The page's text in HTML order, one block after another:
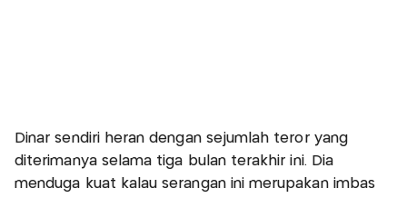
Dinar sendiri heran dengan sejumlah teror yang
diterimanya selama tiga bulan terakhir ini. Dia
menduga kuat kalau serangan ini merupakan imbas